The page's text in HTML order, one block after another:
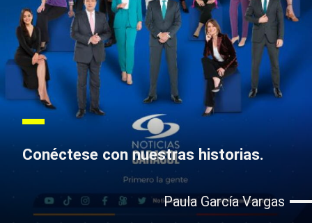
Conéctese con nuestras historias.
Paula García Vargas